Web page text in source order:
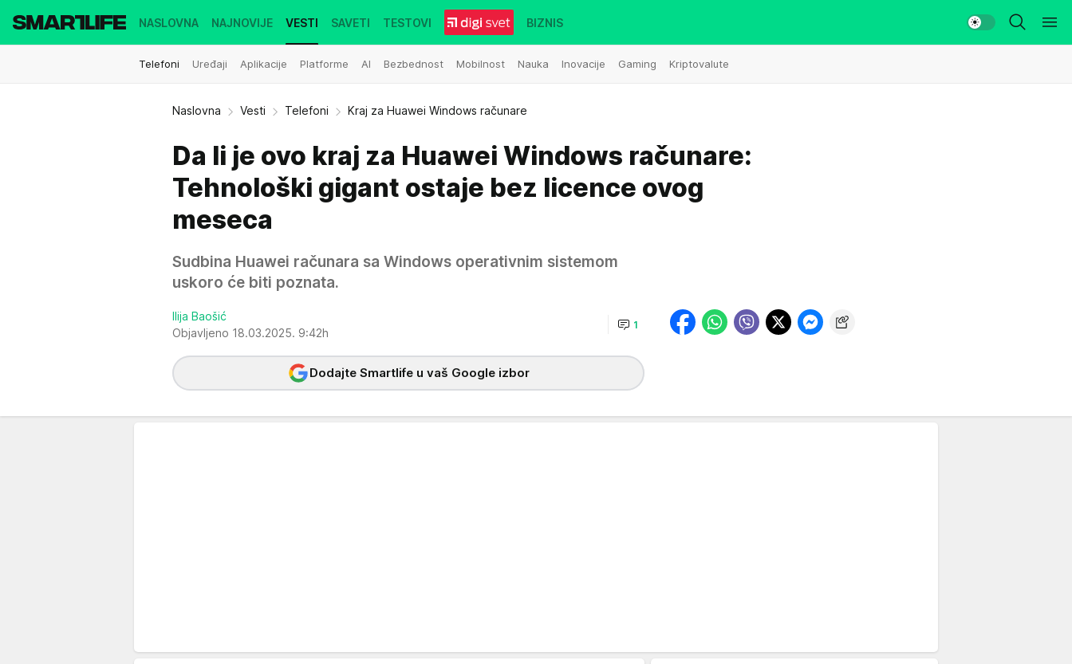
NASLOVNA NAJNOVIJE VESTI
Telefoni Uređaji Aplikacije Platforme AI Bezbednost Mobilnost Nauka Inovacije Gaming Kriptovalute
SAVETI TESTOVI BIZNIS
Naslovna Vesti Telefoni Kraj za Huawei Windows računare
Da li je ovo kraj za Huawei Windows računare:
Tehnološki gigant ostaje bez licence ovog
meseca
Sudbina Huawei računara sa Windows operativnim sistemom
uskoro će biti poznata.
Ilija Baošić
Objavljeno 18.03.2025. 9:42h
1
Dodajte Smartlife u vaš Google izbor